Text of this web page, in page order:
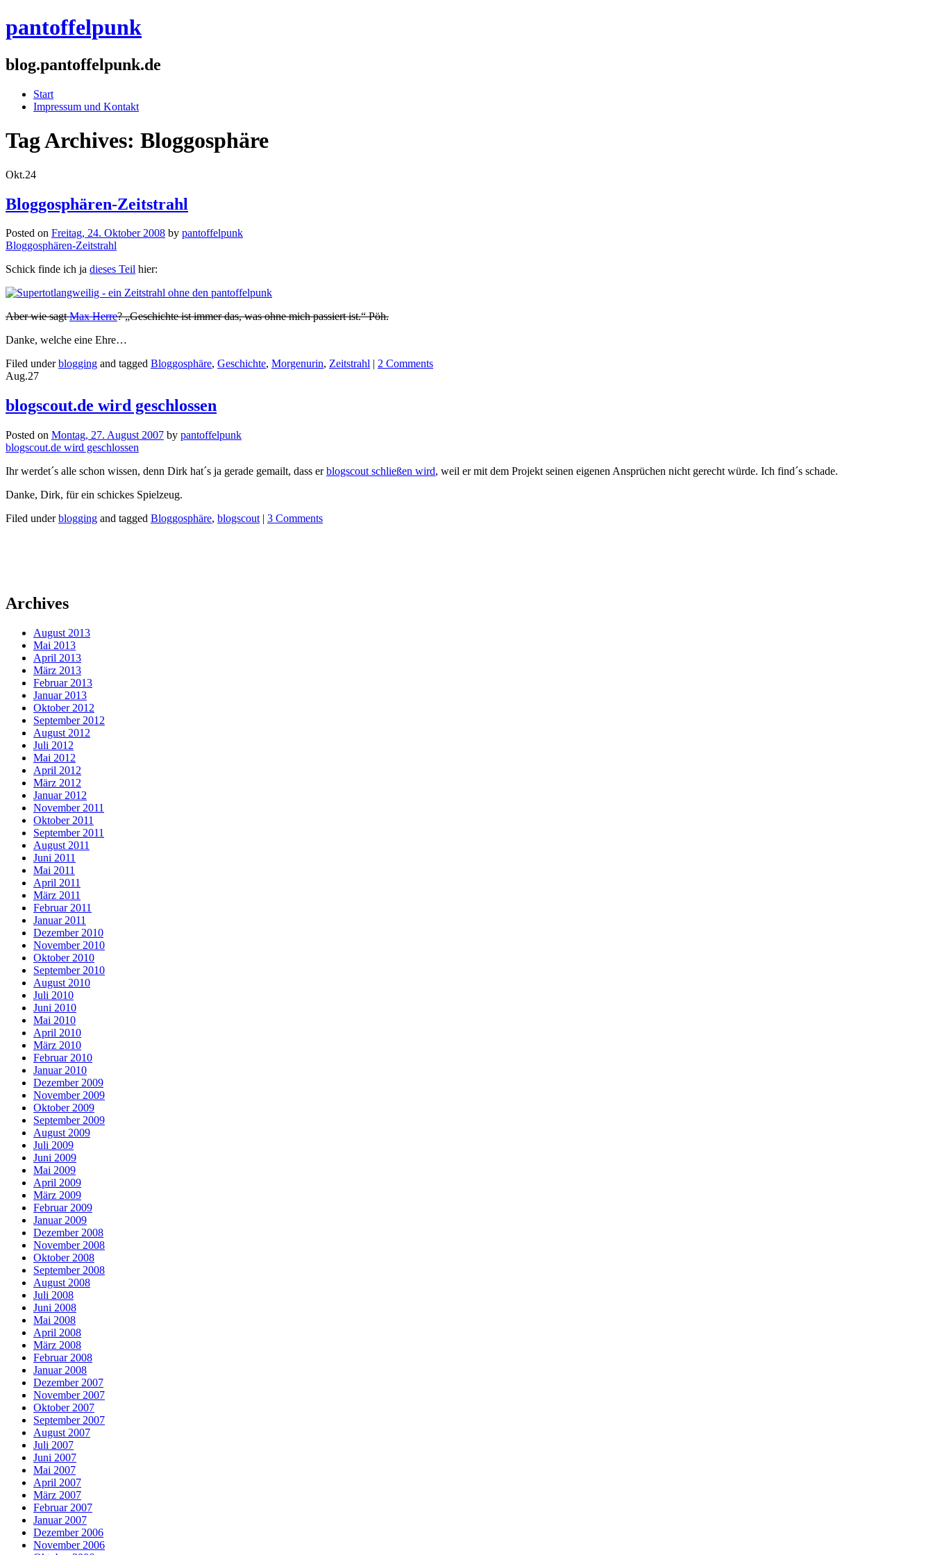
pantoffelpunk
blog.pantoffelpunk.de
Start
Impressum und Kontakt
Tag Archives: Bloggosphäre
Okt.24
Bloggosphären-Zeitstrahl
Posted on Freitag, 24. Oktober 2008 by pantoffelpunk
Bloggosphären-Zeitstrahl
Schick finde ich ja dieses Teil hier:
Aber wie sagtMax Herre? „Geschichte ist immer das, was ohne mich passiert ist.“ Pöh.
Danke, welche eine Ehre…
Filed underblogging and tagged Bloggosphäre, Geschichte, Morgenurin, Zeitstrahl
2 Comments
Aug.27
blogscout.de wird geschlossen
Posted on Montag, 27. August 2007 by pantoffelpunk
blogscout.de wird geschlossen
Ihr werdet´s alle schon wissen, denn Dirk hat´s ja gerade gemailt, dass erblogscout schließen wird, weil er mit dem Projekt seinen eigenen Ansprüchen nicht gerecht würde. Ich find´s schade.
Danke, Dirk, für ein schickes Spielzeug.
Filed underblogging and tagged Bloggosphäre, blogscout | 3 Comments
Archives
August 2013
Mai 2013
April 2013
März 2013
Februar 2013
Januar 2013
Oktober 2012
September 2012
August 2012
Juli 2012
Mai 2012
April 2012
März 2012
Januar 2012
November 2011
Oktober 2011
September 2011
August 2011
Juni 2011
Mai 2011
April 2011
März 2011
Februar 2011
Januar 2011
Dezember 2010
November 2010
Oktober 2010
September 2010
August 2010
Juli 2010
Juni 2010
Mai 2010
April 2010
März 2010
Februar 2010
Januar 2010
Dezember 2009
November 2009
Oktober 2009
September 2009
August 2009
Juli 2009
Juni 2009
Mai 2009
April 2009
März 2009
Februar 2009
Januar 2009
Dezember 2008
November 2008
Oktober 2008
September 2008
August 2008
Juli 2008
Juni 2008
Mai 2008
April 2008
März 2008
Februar 2008
Januar 2008
Dezember 2007
November 2007
Oktober 2007
September 2007
August 2007
Juli 2007
Juni 2007
Mai 2007
April 2007
März 2007
Februar 2007
Januar 2007
Dezember 2006
November 2006